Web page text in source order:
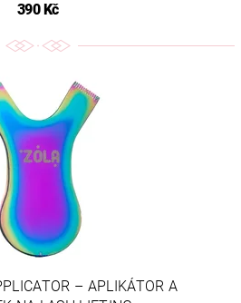
390 Kč
– APLIKÁTOR A